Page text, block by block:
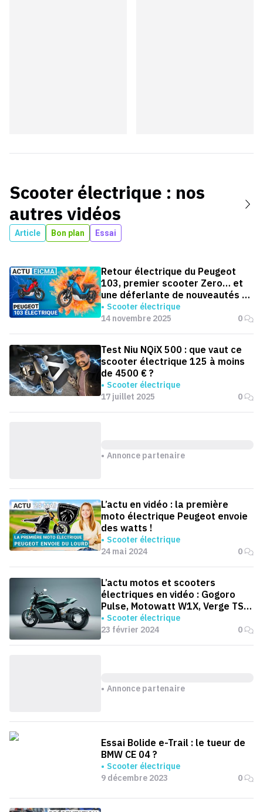
Scooter électrique : nos
autres vidéos
Article Bon plan Essai
Retour électrique du Peugeot
103, premier scooter Zero… et
une déferlante de nouveautés à
EICMA 2025
Scooter électrique
14 novembre 2025
0
Test Niu NQiX 500 : que vaut ce
scooter électrique 125 à moins
de 4500 € ?
Scooter électrique
17 juillet 2025
0
Annonce partenaire
L’actu en vidéo : la première
moto électrique Peugeot envoie
des watts !
Scooter électrique
24 mai 2024
0
L’actu motos et scooters
électriques en vidéo : Gogoro
Pulse, Motowatt W1X, Verge TS
Ultra...
Scooter électrique
23 février 2024
0
Annonce partenaire
Essai Bolide e-Trail : le tueur de
BMW CE 04 ?
Scooter électrique
9 décembre 2023
0